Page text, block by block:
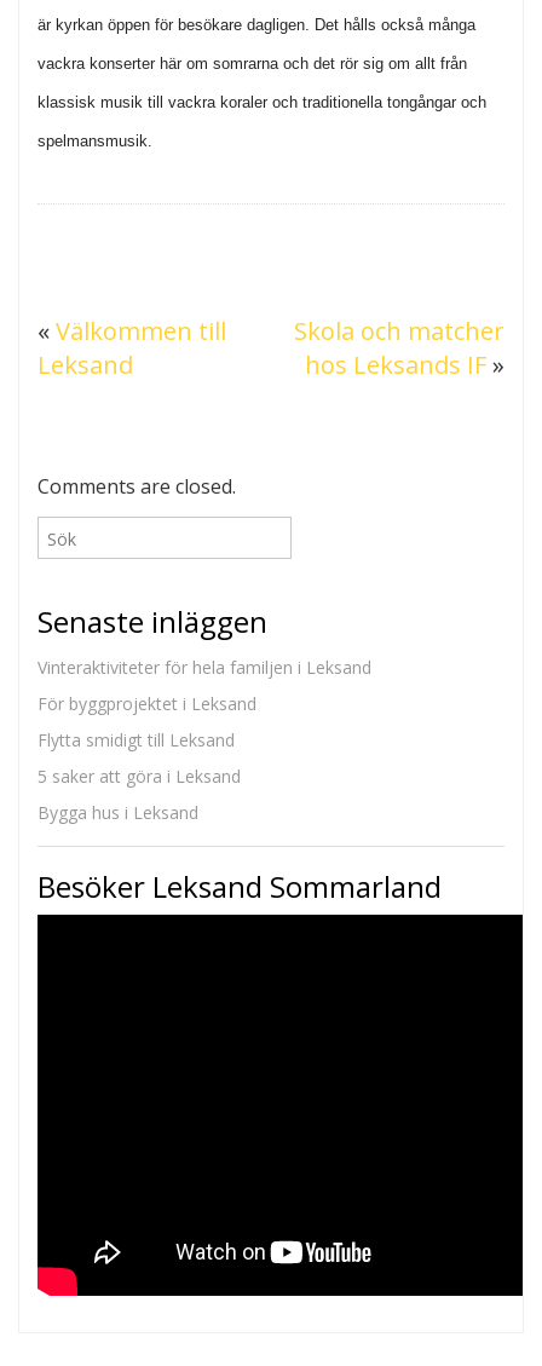
är kyrkan öppen för besökare dagligen. Det hålls också många
vackra konserter här om somrarna och det rör sig om allt från
klassisk musik till vackra koraler och traditionella tongångar och
spelmansmusik.
«Välkommen till
Leksand
Skola och matcher
hos Leksands IF»
Comments are closed.
Senaste inläggen
Vinteraktiviteter för hela familjen i Leksand
För byggprojektet i Leksand
Flytta smidigt till Leksand
5 saker att göra i Leksand
Bygga hus i Leksand
Besöker Leksand Sommarland